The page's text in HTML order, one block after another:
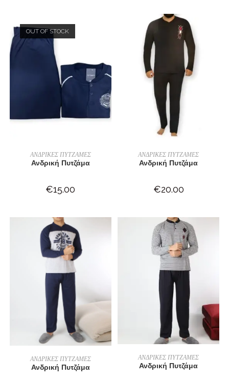
OUT OF STOCK
ΕΠΙΛΟΓΉ
ΑΝΔΡΙΚΕΣ ΠΥΤΖΑΜΕΣ
Ανδρική Πυτζάμα
€15.00
ΕΠΙΛΟΓΉ
ΑΝΔΡΙΚΕΣ ΠΥΤΖΑΜΕΣ
Ανδρική Πυτζάμα
€20.00
ΕΠΙΛΟΓΉ
ΑΝΔΡΙΚΕΣ ΠΥΤΖΑΜΕΣ
Ανδρική Πυτζάμα
ΕΠΙΛΟΓΉ
ΑΝΔΡΙΚΕΣ ΠΥΤΖΑΜΕΣ
Ανδρική Πυτζάμα